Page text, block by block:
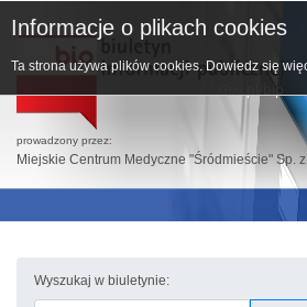
prowadzony przez:
Miejskie Centrum Medyczne "Śródmieście" Sp.
Wyszukaj w biuletynie:
Informacje o plikach cookies
Ta strona używa plików cookies. Dowiedz się